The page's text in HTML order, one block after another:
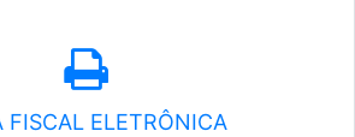
FISCAL ELETRÔNICA